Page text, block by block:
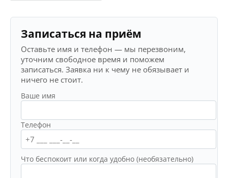
Записаться на приём
Оставьте имя и телефон — мы перезвоним,
уточним свободное время и поможем
записаться. Заявка ни к чему не обязывает и
ничего не стоит.
Ваше имя
Телефон
Что беспокоит или когда удобно (необязательно)